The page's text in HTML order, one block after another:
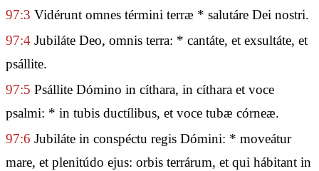
97:3 Vidérunt omnes términi terræ * salutáre Dei nostri.
97:4 Jubiláte Deo, omnis terra: * cantáte, et exsultáte, et
psállite.
97:5 Psállite Dómino in cíthara, in cíthara et voce
psalmi: * in tubis ductílibus, et voce tubæ córneæ.
97:6 Jubiláte in conspéctu regis Dómini: * moveátur
mare, et plenitúdo ejus: orbis terrárum, et qui hábitant in